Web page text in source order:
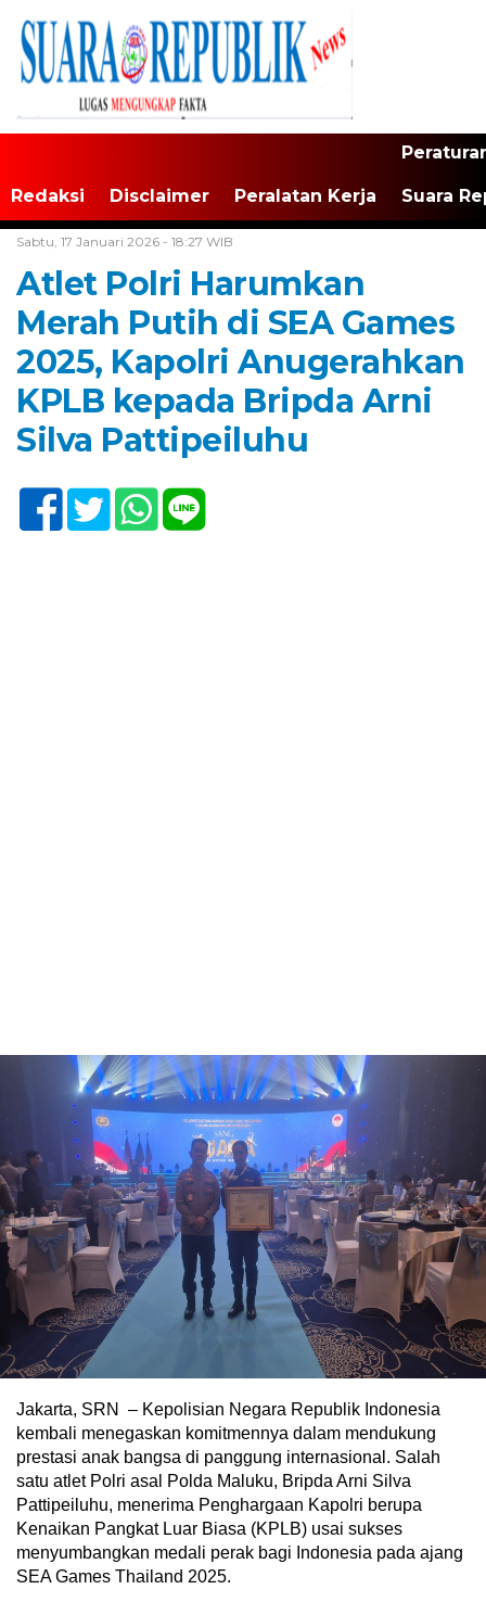
Redaksi Disclaimer Peralatan Kerja Suara
Sabtu, 17 Januari 2026 - 18:27 WIB
Atlet Polri Harumkan
Merah Putih di SEA Games
2025, Kapolri Anugerahkan
KPLB kepada Bripda Arni
Silva Pattipeiluhu
Jakarta, SRN – Kepolisian Negara Republik Indonesia
kembali menegaskan komitmennya dalam mendukung
prestasi anak bangsa di panggung internasional. Salah
satu atlet Polri asal Polda Maluku, Bripda Arni Silva
Pattipeiluhu, menerima Penghargaan Kapolri berupa
Kenaikan Pangkat Luar Biasa (KPLB) usai sukses
menyumbangkan medali perak bagi Indonesia pada ajang
SEA Games Thailand 2025.